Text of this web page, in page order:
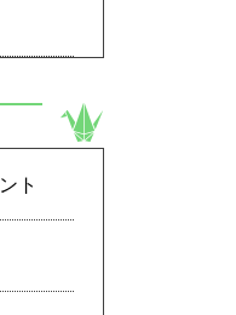
ト